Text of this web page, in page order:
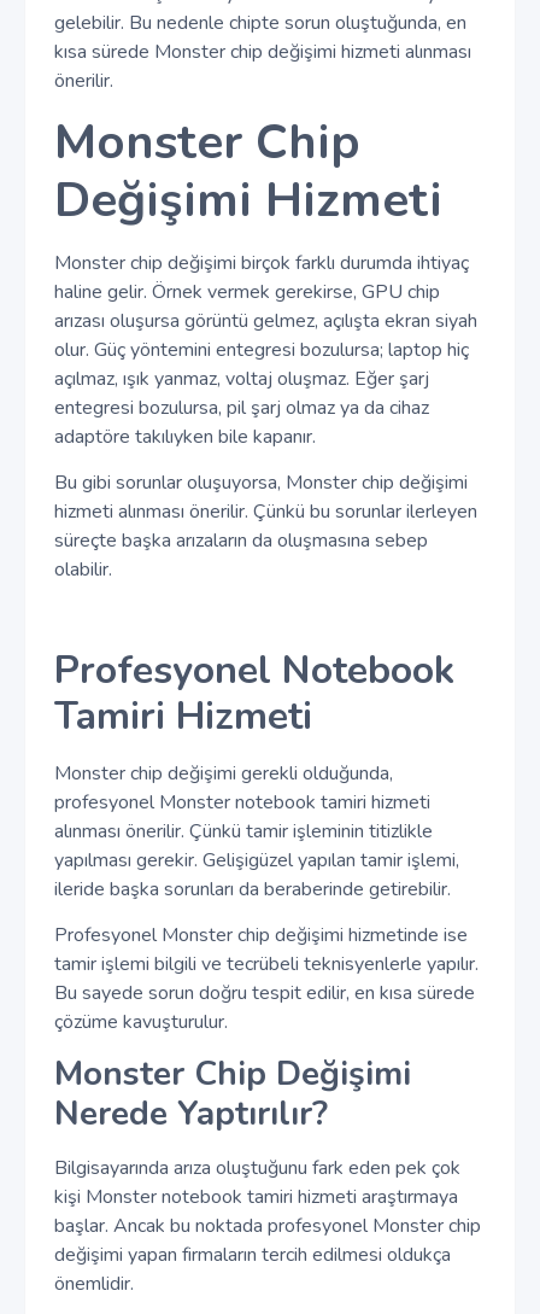
gelebilir. Bu nedenle chipte sorun oluştuğunda, en
kısa sürede Monster chip değişimi hizmeti alınması
önerilir.
Monster Chip
Değişimi Hizmeti
Monster chip değişimi birçok farklı durumda ihtiyaç
haline gelir. Örnek vermek gerekirse, GPU chip
arızası oluşursa görüntü gelmez, açılışta ekran siyah
olur. Güç yöntemini entegresi bozulursa; laptop hiç
açılmaz, ışık yanmaz, voltaj oluşmaz. Eğer şarj
entegresi bozulursa, pil şarj olmaz ya da cihaz
adaptöre takılıyken bile kapanır.
Bu gibi sorunlar oluşuyorsa, Monster chip değişimi
hizmeti alınması önerilir. Çünkü bu sorunlar ilerleyen
süreçte başka arızaların da oluşmasına sebep
olabilir.
Profesyonel Notebook
Tamiri Hizmeti
Monster chip değişimi gerekli olduğunda,
profesyonel Monster notebook tamiri hizmeti
alınması önerilir. Çünkü tamir işleminin titizlikle
yapılması gerekir. Gelişigüzel yapılan tamir işlemi,
ileride başka sorunları da beraberinde getirebilir.
Profesyonel Monster chip değişimi hizmetinde ise
tamir işlemi bilgili ve tecrübeli teknisyenlerle yapılır.
Bu sayede sorun doğru tespit edilir, en kısa sürede
çözüme kavuşturulur.
Monster Chip Değişimi
Nerede Yaptırılır?
Bilgisayarında arıza oluştuğunu fark eden pek çok
kişi Monster notebook tamiri hizmeti araştırmaya
başlar. Ancak bu noktada profesyonel Monster chip
değişimi yapan firmaların tercih edilmesi oldukça
önemlidir.